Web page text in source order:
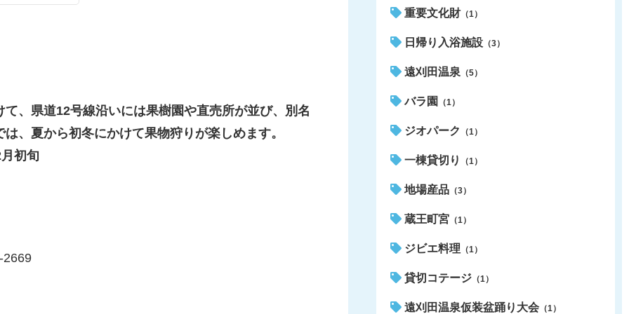
、県道12号線沿いには果樹園や直売所が並び、別名
、夏から初冬にかけて果物狩りが楽しめます。
初旬
重要文化財 （1）
日帰り入浴施設 （3）
遠刈田温泉 （5）
バラ園 （1）
ジオパーク （1）
一棟貸切り （1）
地場産品 （3）
蔵王町宮 （1）
ジビエ料理 （1）
貸切コテージ （1）
遠刈田温泉仮装盆踊り大会 （1）